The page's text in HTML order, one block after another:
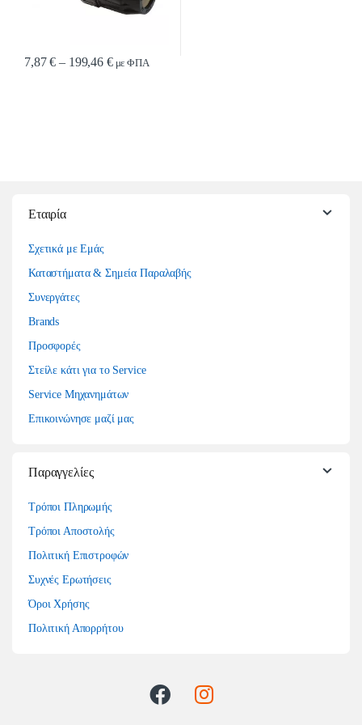
7,87€ – 199,46 €Price range: 7,87 € through 199,46 €
με ΦΠΑ
Εταιρία
Σχετικά με Εμάς
Καταστήματα & Σημεία Παραλαβής
Συνεργάτες
Brands
Προσφορές
Στείλε κάτι για το Service
Service Μηχανημάτων
Επικοινώνησε μαζί μας
Παραγγελίες
Τρόποι Πληρωμής
Τρόποι Αποστολής
Πολιτική Επιστροφών
Συχνές Ερωτήσεις
Όροι Χρήσης
Πολιτική Απορρήτου